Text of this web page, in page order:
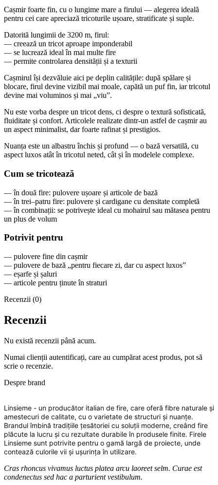
Cașmir foarte fin, cu o lungime mare a firului — alegerea ideală
pentru cei care apreciază tricoturile ușoare, stratificate și suple.
Datorită lungimii de 3200 m, firul:
— creează un tricot aproape imponderabil
— se lucrează ideal în mai multe fire
— permite controlarea densității și a texturii
Cașmirul își dezvăluie aici pe deplin calitățile: după spălare și
blocare, firul devine vizibil mai moale, capătă un puf fin, iar tricotul
devine mai voluminos și mai „viu”.
Nu este vorba despre un tricot dens, ci despre o textură sofisticată,
fluiditate și confort. Articolele realizate dintr-un astfel de cașmir au
un aspect minimalist, dar foarte rafinat și prestigios.
Nuanța este un albastru închis și profund — o bază versatilă, cu
aspect luxos atât în tricotul neted, cât și în modelele complexe.
Cum se tricotează
— în două fire: pulovere ușoare și articole de bază
— în trei–patru fire: pulovere și cardigane cu densitate completă
— în combinații: se potrivește ideal cu mohairul sau mătasea pentru
un plus de volum
Potrivit pentru
— pulovere fine din cașmir
— pulovere de bază „pentru fiecare zi, dar cu aspect luxos”
— eșarfe și șaluri
— articole pentru ținute în straturi
Recenzii (0)
Recenzii
Nu există recenzii până acum.
Numai clienții autentificați, care au cumpărat acest produs, pot să
scrie o recenzie.
Despre brand
Linsieme - un producător italian de fire, care oferă fibre naturale și
amestecuri de calitate, cu o varietate de structuri și nuanțe.
Brandul îmbină tradițiile țesătoriei cu soluții moderne, creând fire
plăcute la lucru și cu rezultate durabile în produsele finite. Firele
Linsieme sunt potrivite pentru o gamă largă de proiecte, unde
contează culorile vii și ușurința în utilizare.
Cras rhoncus vivamus luctus platea arcu laoreet selm. Curae est
condenectus sed hac a parturient vestibulum.